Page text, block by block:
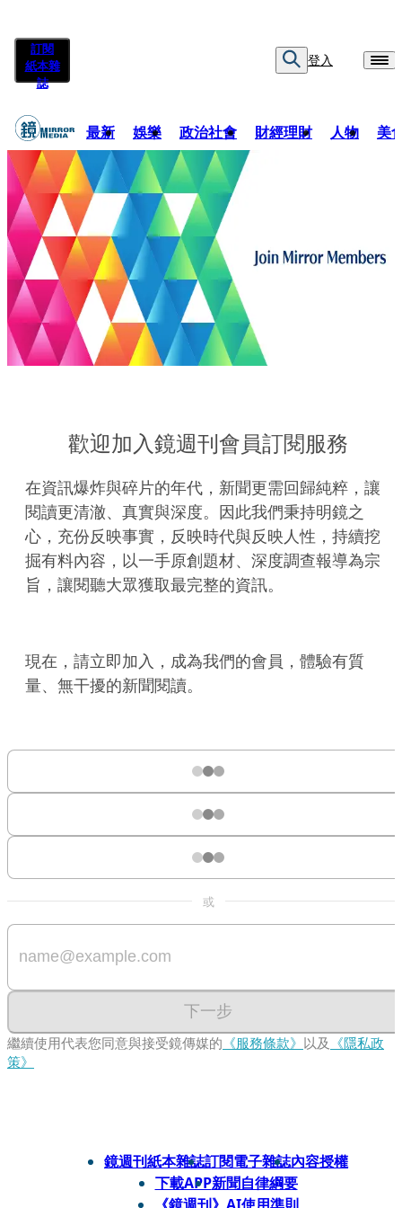
訂閱
紙本雜
誌
登入
最新 娛樂 政治社會 財經理財 人物 美
歡迎加入鏡週刊會員訂閱服務
在資訊爆炸與碎片的年代，新聞更需回歸純粹，讓
閱讀更清澈、真實與深度。因此我們秉持明鏡之
心，充份反映事實，反映時代與反映人性，持續挖
掘有料內容，以一手原創題材、深度調查報導為宗
旨，讓閱聽大眾獲取最完整的資訊。
現在，請立即加入，成為我們的會員，體驗有質
量、無干擾的新聞閱讀。
或
下一步
繼續使用代表您同意與接受鏡傳媒的 《服務條款》 以及 《隱私政
策》
鏡週刊紙本雜誌訂閱電子雜誌內容授權
下載APP新聞自律綱要